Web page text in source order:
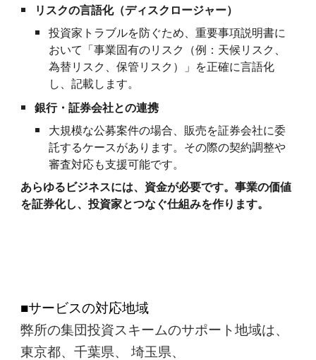
リスクの言語化（ディスクロージャー）
投資家トラブルを防ぐため、重要事項説明書に
おいて「事業固有のリスク（例：天候リスク、
為替リスク、保管リスク）」を正確に言語化
し、記載します。
銀行・証券会社との連携
大規模な公募案件の場合、販売を証券会社に委
託するケースがあります。その際の契約調整や
審査対応も支援可能です。
あらゆるビジネスには、資金が必要です。事業の価値
を証券化し、投資家とつなぐ仕組みを作ります。
■サービスの対応地域
弊所の集団投資スキームのサポート地域は、
東京都、千葉県、 埼玉県、